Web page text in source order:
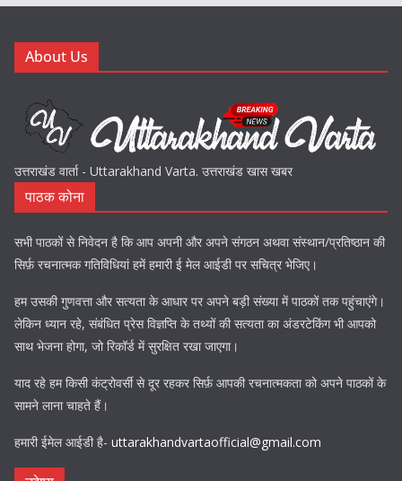
About Us
उत्तराखंड वार्ता - Uttarakhand Varta. उत्तराखंड खास खबर
पाठक कोना
सभी पाठकों से निवेदन है कि आप अपनी और अपने संगठन अथवा संस्थान/प्रतिष्ठान की
सिर्फ़ रचनात्मक गतिविधियां हमें हमारी ई मेल आईडी पर सचित्र भेजिए।
हम उसकी गुणवत्ता और सत्यता के आधार पर अपने बड़ी संख्या में पाठकों तक पहुंचाएंगे।
लेकिन ध्यान रहे, संबंधित प्रेस विज्ञप्ति के तथ्यों की सत्यता का अंडरटेकिंग भी आपको
साथ भेजना होगा, जो रिकॉर्ड में सुरक्षित रखा जाएगा।
याद रहे हम किसी कंट्रोवर्सी से दूर रहकर सिर्फ़ आपकी रचनात्मकता को अपने पाठकों के
सामने लाना चाहते हैं।
हमारी ईमेल आईडी है- uttarakhandvartaofficial@gmail.com